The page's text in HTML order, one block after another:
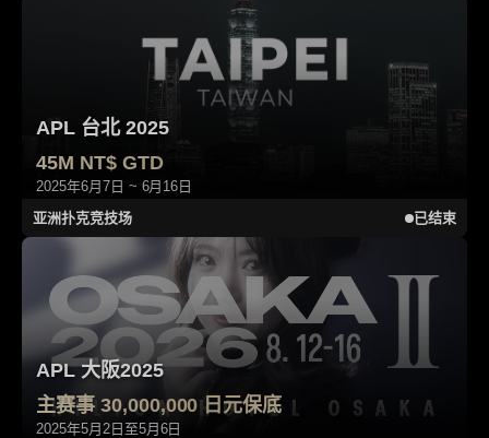
APL 台北 2025
45M NT$ GTD
2025年6月7日 ~ 6月16日
亚洲扑克竞技场
已结束
APL 大阪2025
主赛事 30,000,000 日元保底
2025年5月2日至5月6日